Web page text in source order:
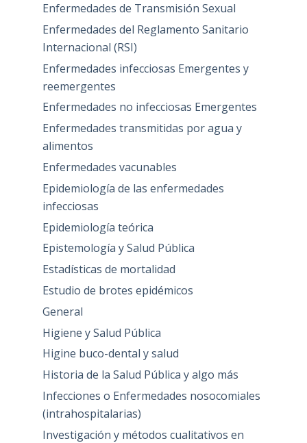
Enfermedades de Transmisión Sexual
Enfermedades del Reglamento Sanitario
Internacional (RSI)
Enfermedades infecciosas Emergentes y
reemergentes
Enfermedades no infecciosas Emergentes
Enfermedades transmitidas por agua y
alimentos
Enfermedades vacunables
Epidemiología de las enfermedades
infecciosas
Epidemiología teórica
Epistemología y Salud Pública
Estadísticas de mortalidad
Estudio de brotes epidémicos
General
Higiene y Salud Pública
Higine buco-dental y salud
Historia de la Salud Pública y algo más
Infecciones o Enfermedades nosocomiales
(intrahospitalarias)
Investigación y métodos cualitativos en